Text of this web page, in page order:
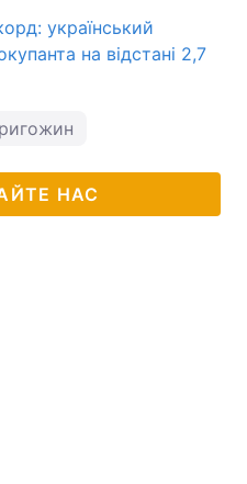
український
на відстані 2,7
НАС